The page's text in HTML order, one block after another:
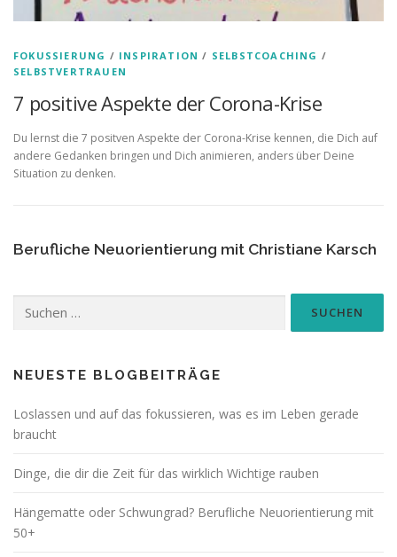
FOKUSSIERUNG / INSPIRATION / SELBSTCOACHING /
SELBSTVERTRAUEN
7 positive Aspekte der Corona-Krise
Du lernst die 7 positven Aspekte der Corona-Krise kennen, die Dich auf
andere Gedanken bringen und Dich animieren, anders über Deine
Situation zu denken.
Berufliche Neuorientierung mit Christiane Karsch
nach:
NEUESTE BLOGBEITRÄGE
Loslassen und auf das fokussieren, was es im Leben gerade
braucht
Dinge, die dir die Zeit für das wirklich Wichtige rauben
Hängematte oder Schwungrad? Berufliche Neuorientierung mit
50+